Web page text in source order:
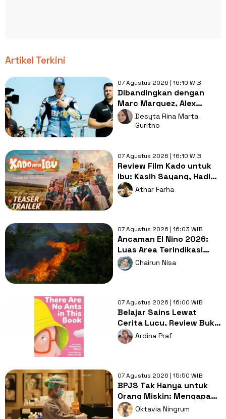
Artikel Terkini
07 Agustus 2026 | 16:10 WIB
Dibandingkan dengan
Marc Marquez, Alex
Marquez Mengaku
Sempat Alami Tekanan
Desyta Rina Marta
Guritno
07 Agustus 2026 | 16:10 WIB
Review Film Kado untuk
Ibu: Kasih Sayang, Hadiah
Terbaik untuk Orang Tua
Athar Farha
07 Agustus 2026 | 16:03 WIB
Ancaman El Nino 2026:
Luas Area Terindikasi
Terbakar Capai Tiga Kali
Lipat Daratan Jakarta
Chairun Nisa
07 Agustus 2026 | 16:00 WIB
Belajar Sains Lewat
Cerita Lucu, Review Buku
There Are No Ants in This
Book
Ardina Praf
07 Agustus 2026 | 15:50 WIB
BPJS Tak Hanya untuk
Orang Miskin: Mengapa
Miskonsepsi Ini Masih
Oktavia Ningrum